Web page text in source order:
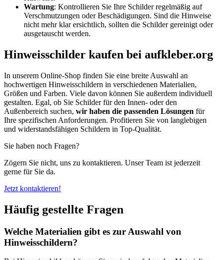
Wartung: Kontrollieren Sie Ihre Schilder regelmäßig auf
Verschmutzungen oder Beschädigungen. Sind die Hinweise
nicht mehr klar ersichtlich, sollten die Schilder gereinigt oder
ausgetauscht werden.
Hinweisschilder kaufen bei aufkleber.org
In unserem Online-Shop finden Sie eine breite Auswahl an
hochwertigen Hinweisschildern in verschiedenen Materialien,
Größen und Farben. Viele davon können Sie außerdem individuell
gestalten. Egal, ob Sie Schilder für den Innen- oder den
Außenbereich suchen, wir haben die passenden Lösungen für
Ihre spezifischen Anforderungen. Profitieren Sie von langlebigen
und widerstandsfähigen Schildern in Top-Qualität.
Sie haben noch Fragen?
Zögern Sie nicht, uns zu kontaktieren. Unser Team ist jederzeit
gerne für Sie da.
Jetzt kontaktieren!
Häufig gestellte Fragen
Welche Materialien gibt es zur Auswahl von
Hinweisschildern?